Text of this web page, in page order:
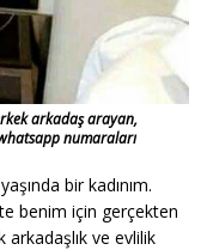
arkadaş arayan,
numaraları
bir kadınım.
benim için gerçekten
ve evlilik